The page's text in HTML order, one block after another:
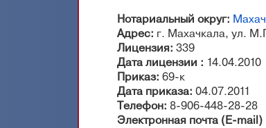
Нотариальный округ:
Адрес: г. Махачкала, ул.
Лицензия: 339
Дата лицензии : 14.04.2010
Приказ: 69-к
Дата приказа: 04.07.2011
Телефон: 8-906-448-28-28
Электронная почта (E-mail)